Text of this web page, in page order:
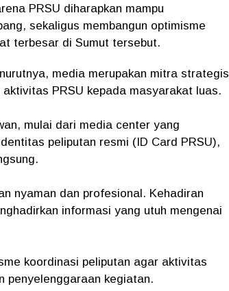
PRSU diharapkan mampu
sekaligus membangun optimisme
terbesar di Sumut tersebut.
media merupakan mitra strategis
PRSU kepada masyarakat luas.
mulai dari media center yang
peliputan resmi (ID Card PRSU),
nyaman dan profesional. Kehadiran
informasi yang utuh mengenai
koordinasi peliputan agar aktivitas
penyelenggaraan kegiatan.